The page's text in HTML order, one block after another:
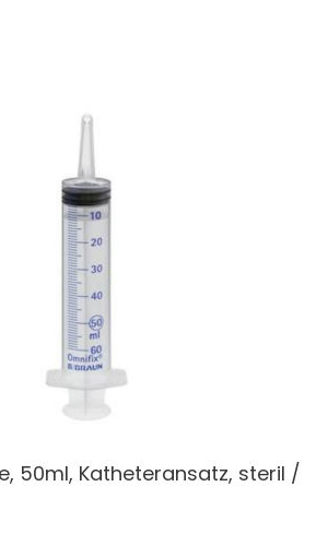
50ml, Katheteransatz, steril /